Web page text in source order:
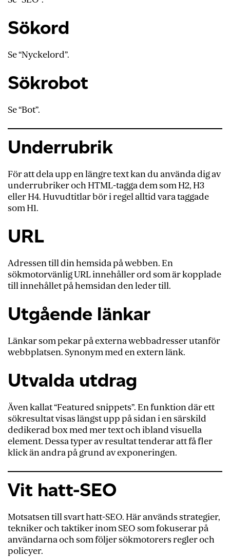
Sökord
Se “Nyckelord”.
Sökrobot
Se “Bot”.
Underrubrik
För att dela upp en längre text kan du använda dig av
underrubriker och HTML-tagga dem som H2, H3
eller H4. Huvudtitlar bör i regel alltid vara taggade
som H1.
URL
Adressen till din hemsida på webben. En
sökmotorvänlig URL innehåller ord som är kopplade
till innehållet på hemsidan den leder till.
Utgående länkar
Länkar som pekar på externa webbadresser utanför
webbplatsen. Synonym med en extern länk.
Utvalda utdrag
Även kallat “Featured snippets”. En funktion där ett
sökresultat visas längst upp på sidan i en särskild
dedikerad box med mer text och ibland visuella
element. Dessa typer av resultat tenderar att få fler
klick än andra på grund av exponeringen.
Vit hatt-SEO
Motsatsen till svart hatt-SEO. Här används strategier,
tekniker och taktiker inom SEO som fokuserar på
användarna och som följer sökmotorers regler och
policyer.